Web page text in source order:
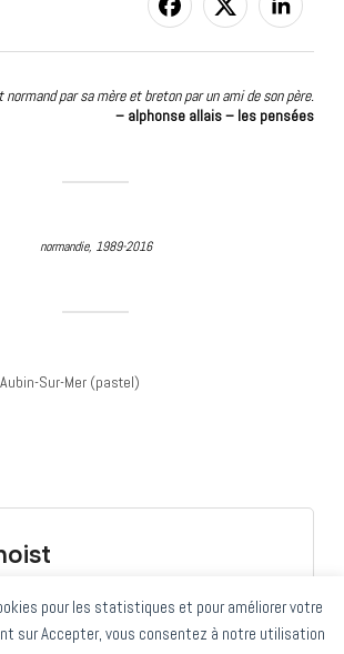
pour les statistiques et pour améliorer votre
sur Accepter, vous consentez à notre utilisation
par sa mère et breton par un ami de son père.
– alphonse allais – les pensées
normandie, 1989-2016
Sur-Mer (pastel)